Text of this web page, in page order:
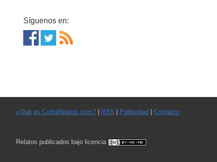
Síguenos en:
¿Qué es CortoRelatos.com?| RSS Publicidad Contacto
Relatos publicados bajo licencia